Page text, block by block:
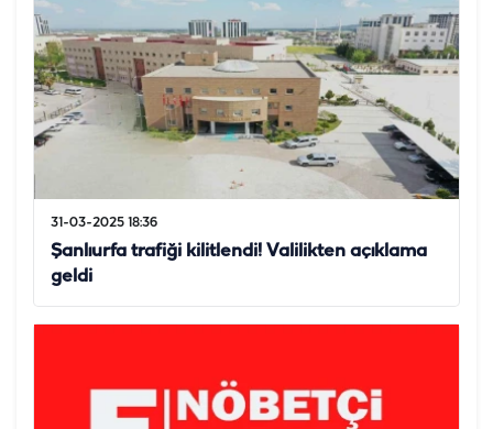
31-03-2025 18:36
Şanlıurfa trafiği kilitlendi! Valilikten açıklama
geldi